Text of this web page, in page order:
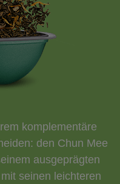
komplementäre
den Chun Mee
ausgeprägten
seinen leichteren